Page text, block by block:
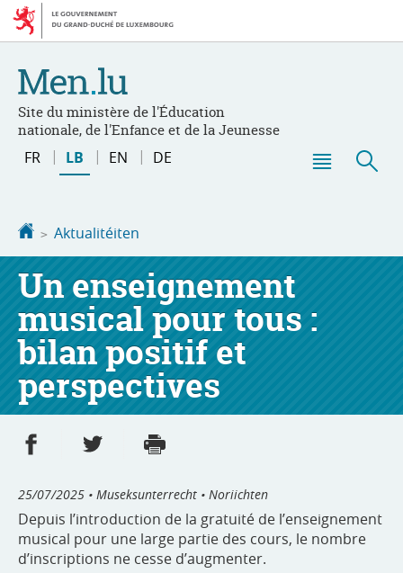
Bei
den
Aller
au
Site du ministère de l'Éducation
nationale, de l'Enfance et de la Jeunesse
Changer
FR LB EN DE
Startsäit
Aktualitéiten
Un enseignement
musical pour tous :
bilan positif et
perspectives
Partager sur Facebook
Partager sur Twitter
25/07/2025 • Museksunterrecht • Noriichten
Depuis l’introduction de la gratuité de l’enseignement
musical pour une large partie des cours, le nombre
d’inscriptions ne cesse d’augmenter.